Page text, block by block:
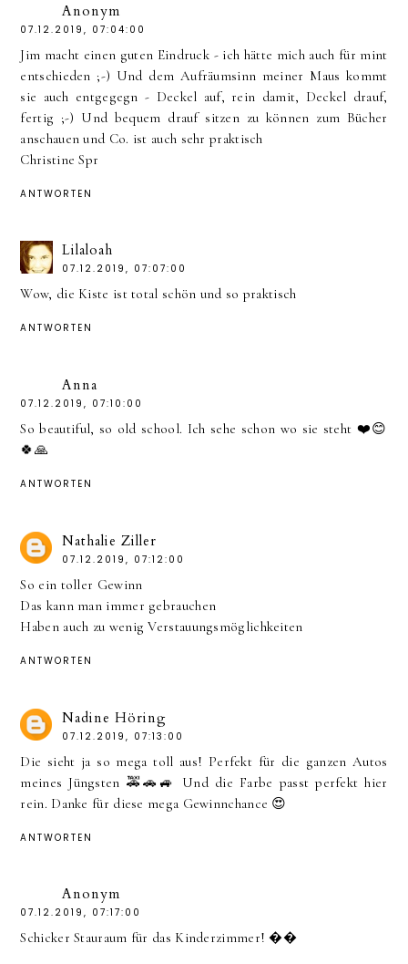
Anonym
07.12.2019, 07:04:00
Jim macht einen guten Eindruck - ich hätte mich auch für mint
entschieden ;-) Und dem Aufräumsinn meiner Maus kommt
sie auch entgegegn - Deckel auf, rein damit, Deckel drauf,
fertig ;-) Und bequem drauf sitzen zu können zum Bücher
anschauen und Co. ist auch sehr praktisch
Christine Spr
ANTWORTEN
Lilaloah
07.12.2019, 07:07:00
Wow, die Kiste ist total schön und so praktisch
ANTWORTEN
Anna
07.12.2019, 07:10:00
So beautiful, so old school. Ich sehe schon wo sie steht ❤️😊
🍀🙏
ANTWORTEN
Nathalie Ziller
07.12.2019, 07:12:00
So ein toller Gewinn
Das kann man immer gebrauchen
Haben auch zu wenig Verstauungsmöglichkeiten
ANTWORTEN
Nadine Höring
07.12.2019, 07:13:00
Die sieht ja so mega toll aus! Perfekt für die ganzen Autos
meines Jüngsten 🚕🚗🚙 Und die Farbe passt perfekt hier
rein. Danke für diese mega Gewinnchance 😍
ANTWORTEN
Anonym
07.12.2019, 07:17:00
Schicker Stauraum für das Kinderzimmer! ��